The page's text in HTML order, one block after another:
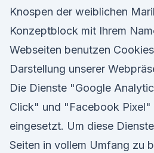
Knospen der weiblichen
Konzeptblock mit Ihrem
Webseiten benutzen
Darstellung unserer
Die Dienste "Google
Click" und "Facebook Pixel"
eingesetzt. Um diese
Seiten in vollem Umfang zu